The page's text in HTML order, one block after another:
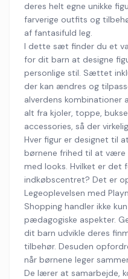
deres helt egne unikke
farverige outfits og
af fantasifuld leg.
I dette sæt finder du et
for dit barn at designe
personlige stil. Sættet
der kan ændres og
alverdens kombinationer
alt fra kjoler, toppe,
accessories, så der
Hver figur er designet til
børnene frihed til at være
med looks. Hvilket er det
indkøbscentret? Det er
Legeoplevelsen med
Shopping handler ikke
pædagogiske aspekter.
dit barn udvikle deres
tilbehør. Desuden
når børnene leger
De lærer at samarbejde,